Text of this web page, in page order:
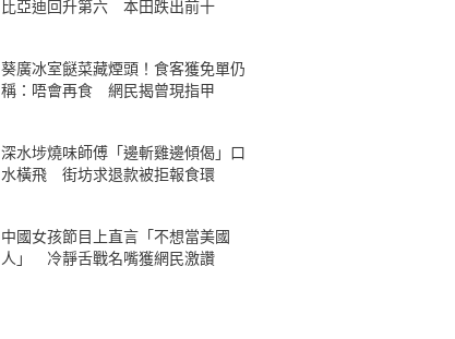
比亞迪回升第六 本田跌出前十
葵廣冰室餸菜藏煙頭！食客獲免單仍
稱：唔會再食 網民揭曾現指甲
深水埗燒味師傅「邊斬雞邊傾偈」口
水橫飛 街坊求退款被拒報食環
中國女孩節目上直言「不想當美國
人」 冷靜舌戰名嘴獲網民激讚